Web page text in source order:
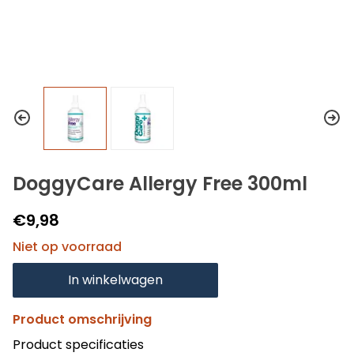
DoggyCare Allergy Free 300ml
€9,98
Niet op voorraad
In winkelwagen
Product omschrijving
Product specificaties